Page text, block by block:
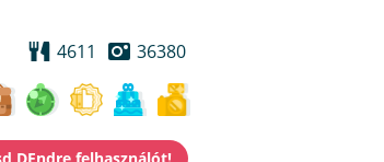
4611 36380